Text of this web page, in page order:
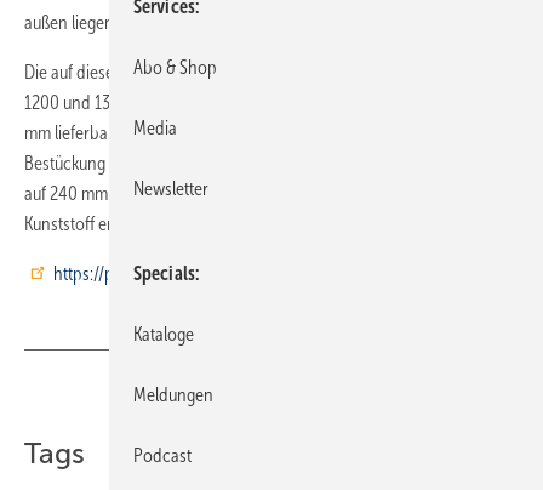
außen liegenden Schließleiste.
Die auf dieser Basis erstellten 20 Module sind in den Höhen 1060,
1200 und 1340 mm sowie den Breiten von 860, 1060, 1260 und 1890
mm lieferbar. Die Einbautiefe liegt bei 320 mm, (400 mm bei einer
Bestückung mit Gleitschienen-Schubladen). Es ist auch eine Abstufung
auf 240 mm möglich. Die Bestückung mit leichten Lagerboxen aus
Kunststoff ermöglicht eine höhere Zuladung.
https://plastipol-scheu.de/
Teilen
Tags
Services
Abo & Shop
Media
Newsletter
Specials
Kataloge
Meldungen
Podcast